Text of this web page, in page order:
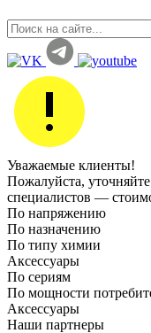
Уважаемые клиенты!
Пожалуйста,
специалистов —
По напряжению
По назначению
По типу химии
Аксессуары
По сериям
По мощности
Аксессуары
Наши партнеры